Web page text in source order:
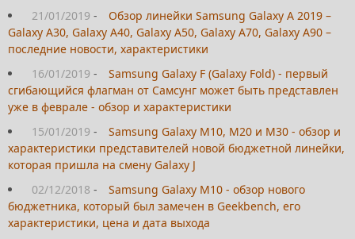
21/01/2019 -
Обзор линейки Samsung Galaxy A 2019 –
Galaxy A30, Galaxy A40, Galaxy A50, Galaxy A70, Galaxy A90 –
последние новости, характеристики
16/01/2019 -
Samsung Galaxy F (Galaxy Fold) - первый
сгибающийся флагман от Самсунг может быть представлен
уже в феврале - обзор и характеристики
15/01/2019 -
Samsung Galaxy M10, M20 и M30 - обзор и
характеристики представителей новой бюджетной линейки,
которая пришла на смену Galaxy J
02/12/2018 -
Samsung Galaxy M10 - обзор нового
бюджетника, который был замечен в Geekbench, его
характеристики, цена и дата выхода